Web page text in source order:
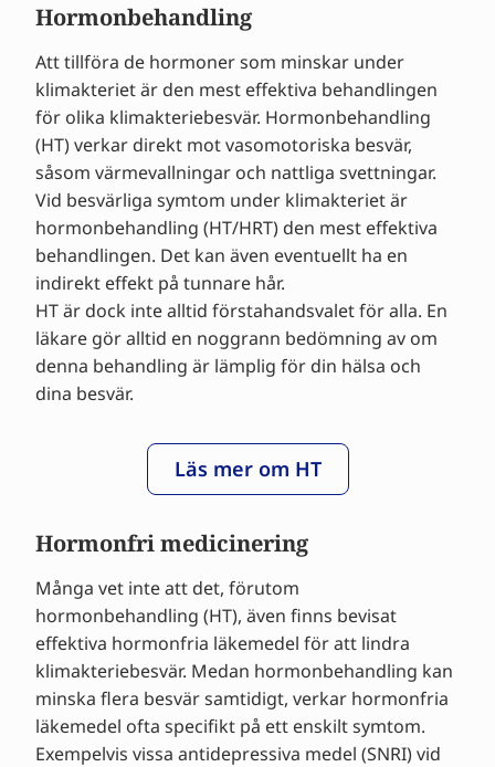
Hormonbehandling
Att tillföra de hormoner som minskar under
klimakteriet är den mest effektiva behandlingen
för olika klimakteriebesvär. Hormonbehandling
(HT) verkar direkt mot vasomotoriska besvär,
såsom värmevallningar och nattliga svettningar.
Vid besvärliga symtom under klimakteriet är
hormonbehandling (HT/HRT) den mest effektiva
behandlingen. Det kan även eventuellt ha en
indirekt effekt på tunnare hår.
HT är dock inte alltid förstahandsvalet för alla. En
läkare gör alltid en noggrann bedömning av om
denna behandling är lämplig för din hälsa och
dina besvär.
Läs mer om HT
Hormonfri medicinering
Många vet inte att det, förutom
hormonbehandling (HT), även finns bevisat
effektiva hormonfria läkemedel för att lindra
klimakteriebesvär. Medan hormonbehandling kan
minska flera besvär samtidigt, verkar hormonfria
läkemedel ofta specifikt på ett enskilt symtom.
Exempelvis vissa antidepressiva medel (SNRI) vid